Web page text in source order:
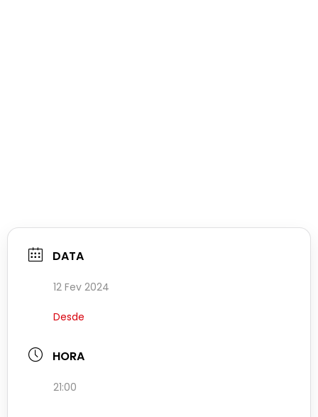
DATA
12 Fev 2024
Desde
HORA
21:00